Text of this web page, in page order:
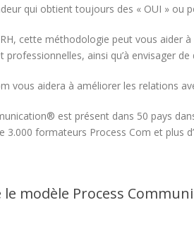
qui obtient toujours des « OUI » ou
cette méthodologie peut vous aider
professionnelles, ainsi qu’à envisager
vous aidera à améliorer les relations
est présent dans 50 pays
3.000 formateurs Process Com et plus
modèle Process